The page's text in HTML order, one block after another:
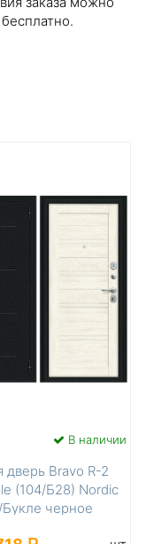
В наличии
дверь Bravo R-2
(104/Б28) Nordic
Букле черное